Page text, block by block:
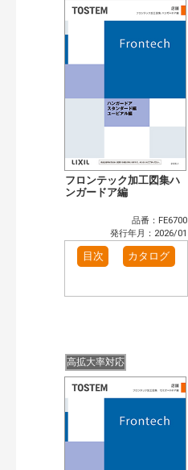
フロンテック加工図集ハ
ンガードア編
品番：FE6700
発行年月：2026/01
目次 カタログ
高拡大率対応